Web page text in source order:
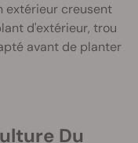
extérieur creusent
d'extérieur, trou
avant de planter
Du